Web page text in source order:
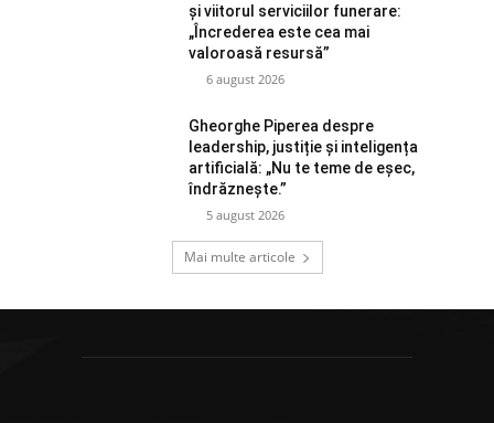
și viitorul serviciilor funerare:
„Încrederea este cea mai
valoroasă resursă”
6 august 2026
Gheorghe Piperea despre
leadership, justiție și inteligența
artificială: „Nu te teme de eșec,
îndrăznește.”
5 august 2026
Mai multe articole